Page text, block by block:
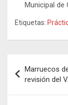
Municipal de
Etiquetas:
de
entradas
Marruecos
revisión del